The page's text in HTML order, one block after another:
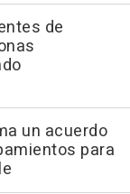
de
un acuerdo
para